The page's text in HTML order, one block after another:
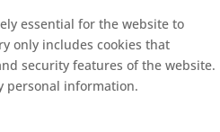
essential for the website to
only includes cookies that
security features of the website.
personal information.